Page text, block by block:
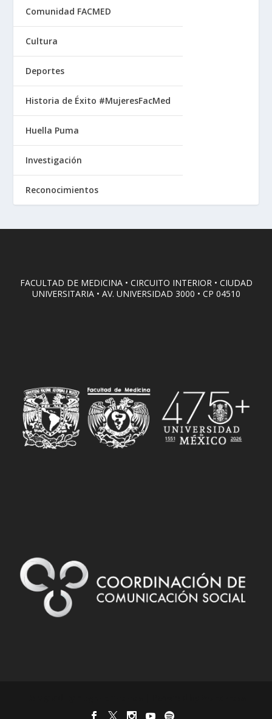
Comunidad FACMED
Cultura
Deportes
Historia de Éxito #MujeresFacMed
Huella Puma
Investigación
Reconocimientos
FACULTAD DE MEDICINA • CIRCUITO INTERIOR • CIUDAD
UNIVERSITARIA • AV. UNIVERSIDAD 3000 • CP 04510